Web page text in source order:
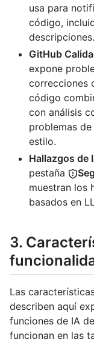
usa para
código,
descripciones.
GitHub
expone
correcciones
código
con análisis
problemas
estilo.
Hallazgos de
pestaña
muestran los
basados en
3.
Las
describen aquí
funciones de IA
funcionan en las